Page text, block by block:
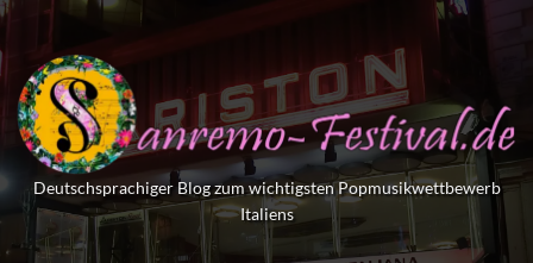
Skip
to
content
Deutschsprachiger Blog zum wichtigsten Popmusikwettbewerb
Italiens